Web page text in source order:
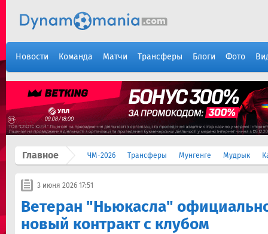
Новости Команда Матчи Трансферы Блоги Фото
Главное ЧМ-2026 Трансферы Мунгенге Мудрык
3 июня 2026 17:51
Ветеран "Ньюкасла"
новый контракт с клубом